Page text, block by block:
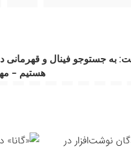
به جستوجو فینال و قهرمانی
هستیم –